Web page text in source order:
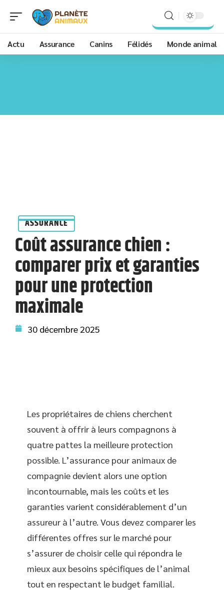
Actu Assurance Canins Félidés Monde animal
ASSURANCE
Coût assurance chien :
comparer prix et garanties
pour une protection
maximale
30 décembre 2025
Les propriétaires de chiens cherchent
souvent à offrir à leurs compagnons à
quatre pattes la meilleure protection
possible. L’assurance pour animaux de
compagnie devient alors une option
incontournable, mais les coûts et les
garanties varient considérablement d’un
assureur à l’autre. Vous devez comparer les
différentes offres sur le marché pour
s’assurer de choisir celle qui répondra le
mieux aux besoins spécifiques de l’animal
tout en respectant le budget familial.